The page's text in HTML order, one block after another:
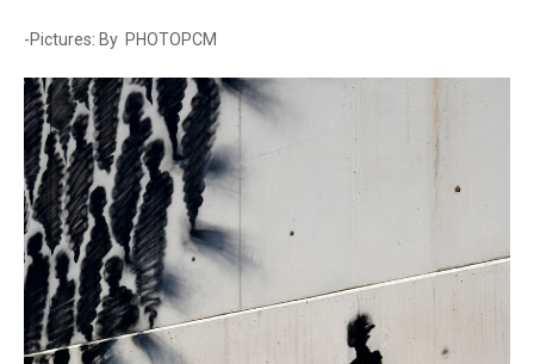
-Pictures: By PHOTOPCM